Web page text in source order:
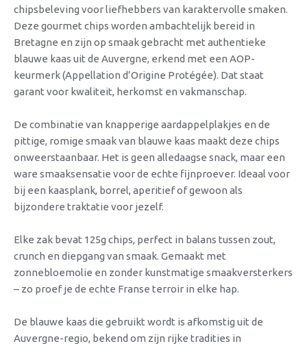
chipsbeleving voor liefhebbers van karaktervolle smaken.
Deze gourmet chips worden ambachtelijk bereid in
Bretagne en zijn op smaak gebracht met authentieke
blauwe kaas uit de Auvergne, erkend met een AOP-
keurmerk (Appellation d’Origine Protégée). Dat staat
garant voor kwaliteit, herkomst en vakmanschap.
De combinatie van knapperige aardappelplakjes en de
pittige, romige smaak van blauwe kaas maakt deze chips
onweerstaanbaar. Het is geen alledaagse snack, maar een
ware smaaksensatie voor de echte fijnproever. Ideaal voor
bij een kaasplank, borrel, aperitief of gewoon als
bijzondere traktatie voor jezelf.
Elke zak bevat 125g chips, perfect in balans tussen zout,
crunch en diepgang van smaak. Gemaakt met
zonnebloemolie en zonder kunstmatige smaakversterkers
– zo proef je de echte Franse terroir in elke hap.
De blauwe kaas die gebruikt wordt is afkomstig uit de
Auvergne-regio, bekend om zijn rijke tradities in